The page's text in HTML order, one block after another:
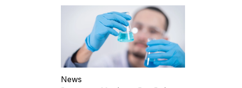
News